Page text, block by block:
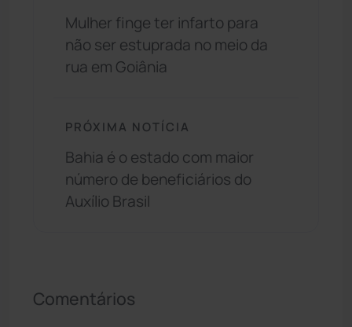
Mulher finge ter infarto para
não ser estuprada no meio da
rua em Goiânia
PRÓXIMA NOTÍCIA
Bahia é o estado com maior
número de beneficiários do
Auxílio Brasil
Comentários